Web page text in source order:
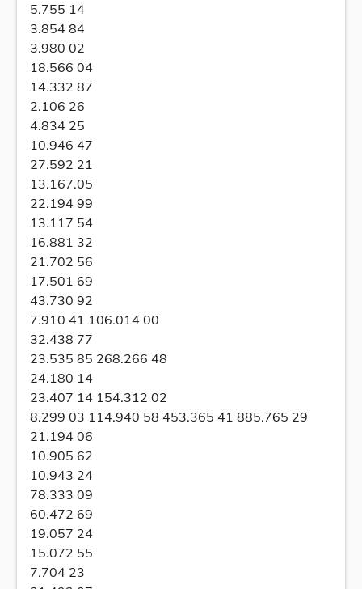
5.755 14
3.854 84
3.980 02
18.566 04
14.332 87
2.106 26
4.834 25
10.946 47
27.592 21
13.167.05
22.194 99
13.117 54
16.881 32
21.702 56
17.501 69
43.730 92
7.910 41 106.014 00
32.438 77
23.535 85 268.266 48
24.180 14
23.407 14 154.312 02
8.299 03 114.940 58 453.365 41 885.765 29
21.194 06
10.905 62
10.943 24
78.333 09
60.472 69
19.057 24
15.072 55
7.704 23